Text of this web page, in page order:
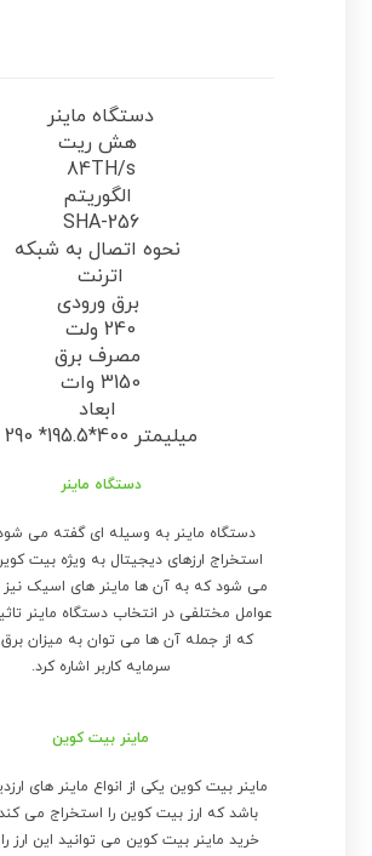
دستگاه ماینر
هش ریت
84TH/s
الگوریتم
SHA-256
نحوه اتصال به شبکه
اترنت
برق ورودی
240 ولت
مصرف برق
3150 وات
ابعاد
290 *195.5*400 میلیمتر
دستگاه ماینر
دستگاه ماینر به وسیله ای گفته می
استخراج ارزهای دیجیتال به ویژه بیت
می شود که به آن ها ماینر های اسیک
عوامل مختلفی در انتخاب دستگاه ماینر
که از جمله آن ها می توان به میزان
سرمایه کاربر اشاره کرد.
ماینر بیت کوین
ماینر بیت کوین یکی از انواع ماینر های
باشد که ارز بیت کوین را استخراج می
خرید ماینر بیت کوین می توانید این ارز